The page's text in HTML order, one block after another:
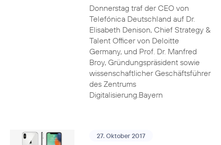
Donnerstag traf der CEO von
Telefónica Deutschland auf Dr.
Elisabeth Denison, Chief Strategy &
Talent Officer von Deloitte
Germany, und Prof. Dr. Manfred
Broy, Gründungspräsident sowie
wissenschaftlicher Geschäftsführer
des Zentrums
Digitalisierung.Bayern
27. Oktober 2017